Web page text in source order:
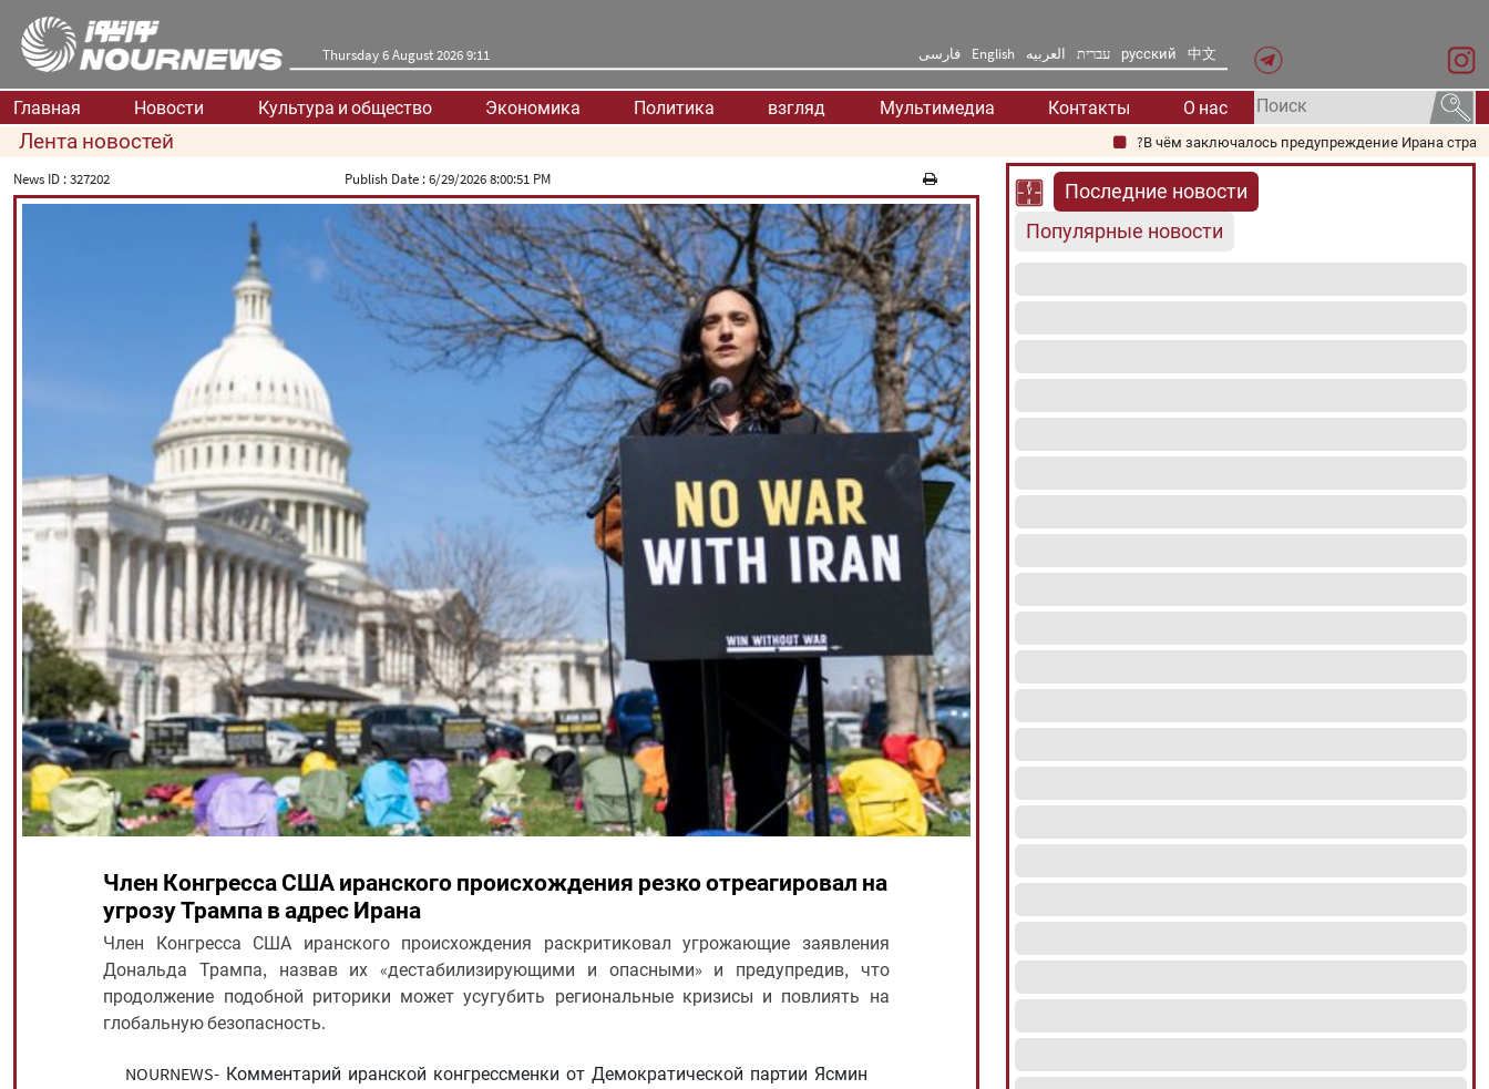
Thursday 6 August 2026 9:11 فارسی English العربیه עברית русский 中文
Главная Новости Культура и общество Экономика Политика взгляд Мультимедиа Контакты О нас
Лента новостей
В чём заключалось предупреждение Ирана странам
News ID :327202 Publish Date :6/29/2026 8:00:51 PM
Член Конгресса США иранского происхождения резко отреагировал на
угрозу Трампа в адрес Ирана
Член Конгресса США иранского происхождения раскритиковал угрожающие заявления
Дональда Трампа, назвав их «дестабилизирующими и опасными» и предупредив, что
продолжение подобной риторики может усугубить региональные кризисы и повлиять на
глобальную безопасность.
NOURNEWS- Комментарий иранской конгрессменки от Демократической партии Ясмин
Последние новости
Популярные новости